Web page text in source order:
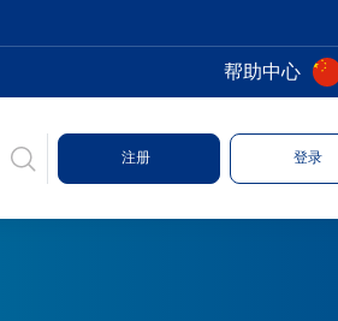
帮助中心
注册 登录